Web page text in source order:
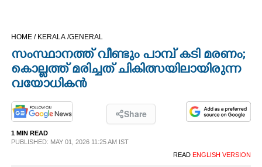
CINEMA
OPINION
PHOTOS
LIFESTYLE
HOME / KERALA /GENERAL
സംസ്ഥാനത്ത് വീണ്ടും പാമ്പ് കടി മരണം;
കൊല്ലത്ത് മരിച്ചത് ചികിത്സയിലായിരുന്ന
വയോധികൻ
Share
1 MIN READ
PUBLISHED: MAY 01, 2026 11:25 AM IST
READ ENGLISH VERSION